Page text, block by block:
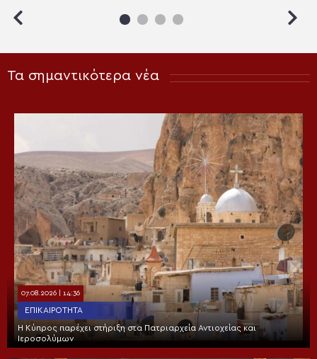
Τα σημαντικότερα νέα
07.08.2026 | 14:36
ΕΠΙΚΑΙΡΌΤΗΤΑ
Η Κύπρος παρέχει στήριξη στα Πατριαρχεία Αντιοχείας και
Ιεροσολύμων